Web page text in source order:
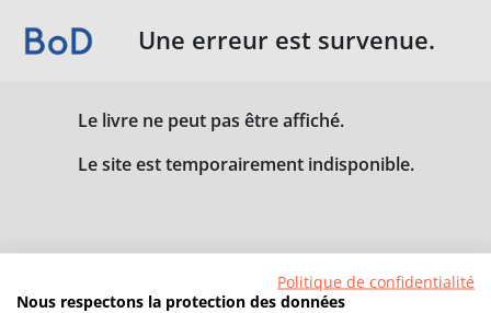
Une erreur est survenue.
Le livre ne peut pas être affiché.
Le site est temporairement indisponible.
Politique de confidentialité
Nous respectons la protection des données